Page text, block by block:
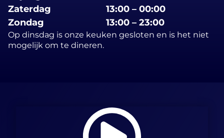
Zaterdag
13:00 – 00:00
Zondag
13:00 – 23:00
Op dinsdag is onze keuken gesloten en is het niet
mogelijk om te dineren.